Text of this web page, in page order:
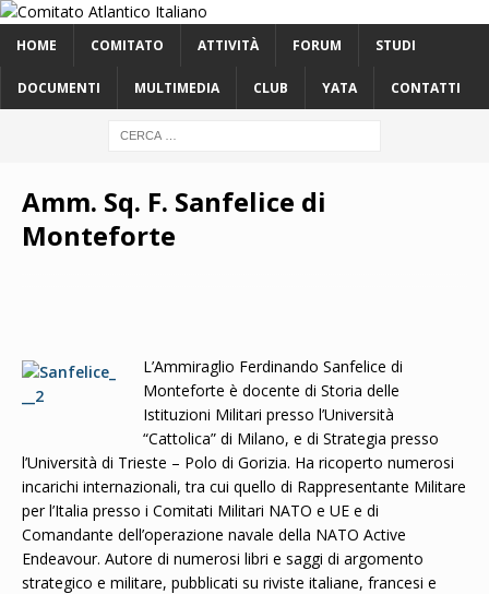
HOME COMITATO ATTIVITÀ FORUM STUDI
DOCUMENTI MULTIMEDIA CLUB YATA CONTATTI
Amm. Sq. F. Sanfelice di
Monteforte
L’Ammiraglio Ferdinando Sanfelice di
Monteforte è docente di Storia delle
Istituzioni Militari presso l’Università
“Cattolica” di Milano, e di Strategia presso
l’Università di Trieste – Polo di Gorizia. Ha ricoperto numerosi
incarichi internazionali, tra cui quello di Rappresentante Militare
per l’Italia presso i Comitati Militari NATO e UE e di
Comandante dell’operazione navale della NATO Active
Endeavour. Autore di numerosi libri e saggi di argomento
strategico e militare, pubblicati su riviste italiane, francesi e